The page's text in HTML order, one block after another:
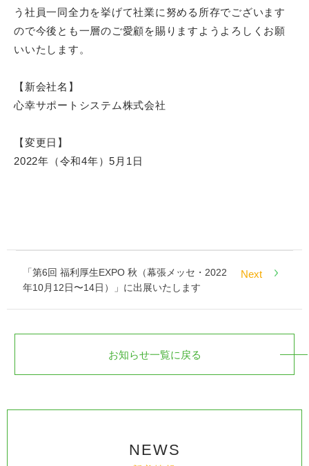
う社員一同全力を挙げて社業に努める所存でございます
ので今後とも一層のご愛顧を賜りますようよろしくお願
いいたします。
【新会社名】
心幸サポートシステム株式会社
【変更日】
2022年（令和4年）5月1日
「第6回 福利厚生EXPO 秋（幕張メッセ・2022
年10月12日〜14日）」に出展いたします
Next
お知らせ一覧に戻る
NEWS